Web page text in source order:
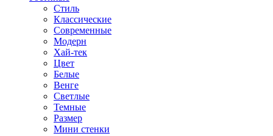
Стиль
Классические
Современные
Модерн
Хай-тек
Цвет
Белые
Венге
Светлые
Темные
Размер
Мини стенки